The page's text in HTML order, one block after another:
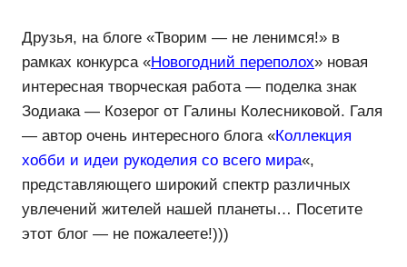
Друзья, на блоге «Творим — не ленимся!» в
рамках конкурса «Новогодний переполох» новая
интересная творческая работа — поделка знак
Зодиака — Козерог от Галины Колесниковой. Галя
— автор очень интересного блога «Коллекция
хобби и идеи рукоделия со всего мира«,
представляющего широкий спектр различных
увлечений жителей нашей планеты… Посетите
этот блог — не пожалеете!)))